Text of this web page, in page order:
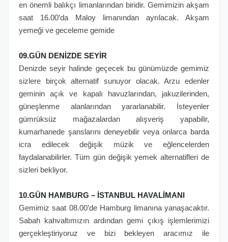
en önemli balıkçı limanlarından biridir. Gemimizin akşam
saat 16.00’da Maloy limanından ayrılacak. Akşam
yemeği ve geceleme gemide
09.GÜN DENİZDE SEYİR
Denizde seyir halinde geçecek bu günümüzde gemimiz
sizlere birçok alternatif sunuyor olacak. Arzu edenler
geminin açık ve kapalı havuzlarından, jakuzilerinden,
güneşlenme alanlarından yararlanabilir. İsteyenler
gümrüksüz mağazalardan alışveriş yapabilir,
kumarhanede şanslarını deneyebilir veya onlarca barda
icra edilecek değişik müzik ve eğlencelerden
faydalanabilirler. Tüm gün değişik yemek alternatifleri de
sizleri bekliyor.
10.GÜN HAMBURG – İSTANBUL HAVALİMANI
Gemimiz saat 08.00’de Hamburg limanına yanaşacaktır.
Sabah kahvaltımızın ardından gemi çıkış işlemlerimizi
gerçekleştiriyoruz ve bizi bekleyen aracımız ile